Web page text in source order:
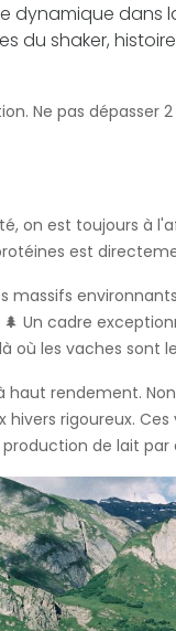
dynamique
du shaker,
Ne pas dépasser 2
on est toujours
est
Un cadre
les vaches sont
rendement.
rigoureux.
de lait